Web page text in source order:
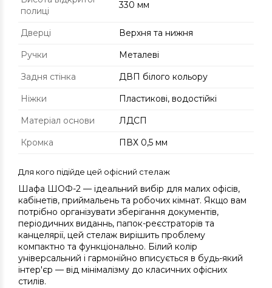
полиці
330 мм
Дверці
Верхня та нижня
Ручки
Металеві
Задня стінка
ДВП білого кольору
Ніжки
Пластикові, водостійкі
Матеріал основи
ЛДСП
Кромка
ПВХ 0,5 мм
Для кого підійде цей офісний стелаж
Шафа ШОФ-2 — ідеальний вибір для малих офісів,
кабінетів, приймальень та робочих кімнат. Якщо вам
потрібно організувати зберігання документів,
періодичних виданнь, папок-реєстраторів та
канцелярії, цей стелаж вирішить проблему
компактно та функціонально. Білий колір
універсальний і гармонійно вписується в будь-який
інтер'єр — від мінімалізму до класичних офісних
стилів.